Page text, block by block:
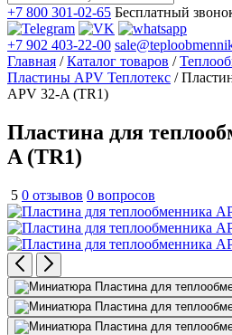
+7 800 301-02-65 Бесплатный
+7 902 403-22-00
Главная /Каталог товаров /
Пластины APV Теплотекс /
APV 32-A (TR1)
Пластина для
A (TR1)
5 0 отзывов 0 вопросов